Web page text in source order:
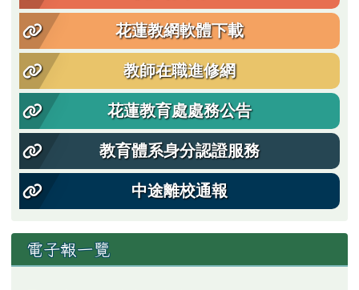
花蓮教網軟體下載
教師在職進修網
花蓮教育處處務公告
教育體系身分認證服務
中途離校通報
電子報一覽